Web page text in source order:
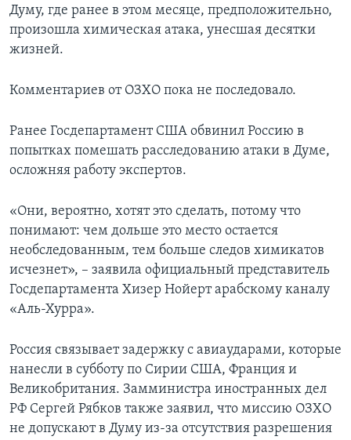
Думу, где ранее в этом месяце, предположительно,
произошла химическая атака, унесшая десятки
жизней.
Комментариев от ОЗХО пока не последовало.
Ранее Госдепартамент США обвинил Россию в
попытках помешать расследованию атаки в Думе,
осложняя работу экспертов.
«Они, вероятно, хотят это сделать, потому что
понимают: чем дольше это место остается
необследованным, тем больше следов химикатов
исчезнет», – заявила официальный представитель
Госдепартамента Хизер Нойерт арабскому каналу
«Аль-Хурра».
Россия связывает задержку с авиаударами, которые
нанесли в субботу по Сирии США, Франция и
Великобритания. Замминистра иностранных дел
РФ Сергей Рябков также заявил, что миссию ОЗХО
не допускают в Думу из-за отсутствия разрешения